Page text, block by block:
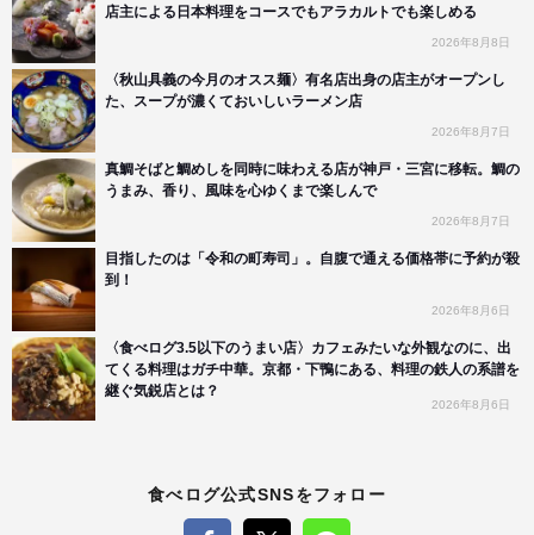
店主による日本料理をコースでもアラカルトでも楽しめる
2026年8月8日
〈秋山具義の今月のオスス麺〉有名店出身の店主がオープンし
た、スープが濃くておいしいラーメン店
2026年8月7日
真鯛そばと鯛めしを同時に味わえる店が神戸・三宮に移転。鯛の
うまみ、香り、風味を心ゆくまで楽しんで
2026年8月7日
目指したのは「令和の町寿司」。自腹で通える価格帯に予約が殺
到！
2026年8月6日
〈食べログ3.5以下のうまい店〉カフェみたいな外観なのに、出
てくる料理はガチ中華。京都・下鴨にある、料理の鉄人の系譜を
継ぐ気鋭店とは？
2026年8月6日
食べログ公式SNSをフォロー